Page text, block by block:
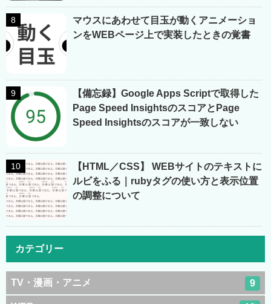
マウスにあわせて目玉が動くアニメーショ
ンをWEBページ上で実装したときの覚書
【備忘録】Google Apps Scriptで取得した
Page Speed InsightsのスコアとPage
Speed Insightsのスコアが一致しない
【HTML／CSS】 WEBサイトのテキストに
ルビをふる｜rubyタグの使い方と表示位置
の調整について
カテゴリー
TV・漫画・アニメ 9